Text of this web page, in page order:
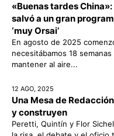
«Buenas tardes
salvó a un gran
‘muy Orsai’
En agosto de 2025
necesitábamos 18
mantener al aire...
12 AGO, 2025
Una Mesa de
y construyen
Peretti, Quintín y Flor